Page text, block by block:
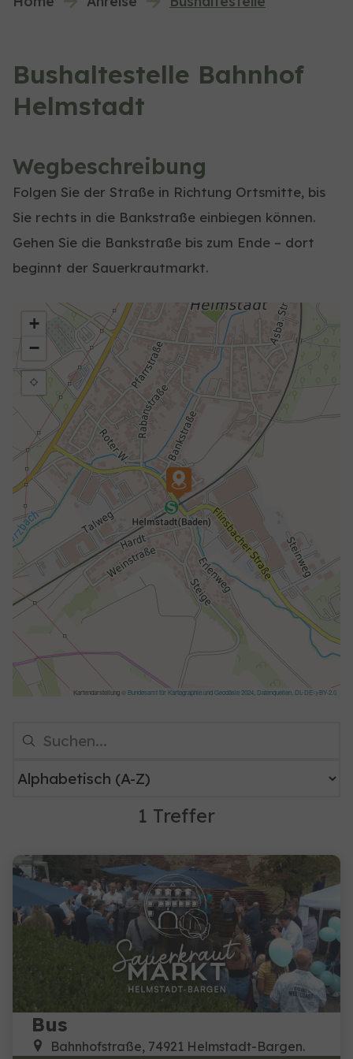
Bushaltestelle Bahnhof
Helmstadt
Wegbeschreibung
Folgen Sie der Straße in Richtung Ortsmitte, bis
Sie rechts in die Bankstraße einbiegen können.
Gehen Sie die Bankstraße bis zum Ende – dort
beginnt der Sauerkrautmarkt.
1 Treffer
Bus
Bahnhofstraße, 74921 Helmstadt-Bargen.